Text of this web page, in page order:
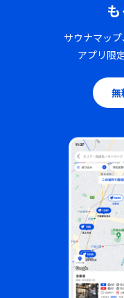
サウナマップ
アプリ限
無